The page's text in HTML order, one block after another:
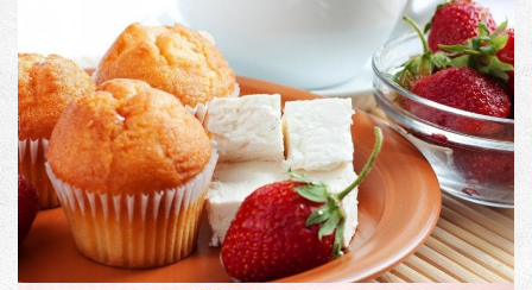
PRODUCT DESCRIPTION
Image with Lightbox